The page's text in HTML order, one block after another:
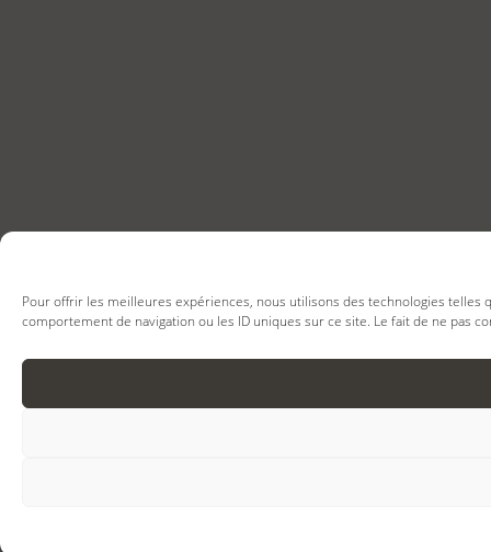
Pour offrir les meilleures expériences, nous utilisons des technologies
comportement de navigation ou les ID uniques sur ce site. Le fait de ne